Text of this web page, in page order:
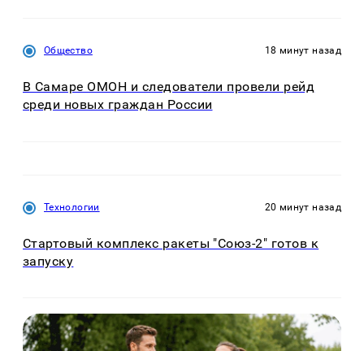
Общество 18 минут назад
В Самаре ОМОН и следователи провели рейд
среди новых граждан России
Технологии 20 минут назад
Стартовый комплекс ракеты "Союз-2" готов к
запуску